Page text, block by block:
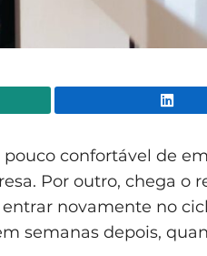
confortável de
Por outro, chega o
novamente no
semanas depois,